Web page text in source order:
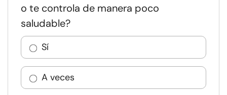
o te controla de manera poco
saludable?
Sí
A veces